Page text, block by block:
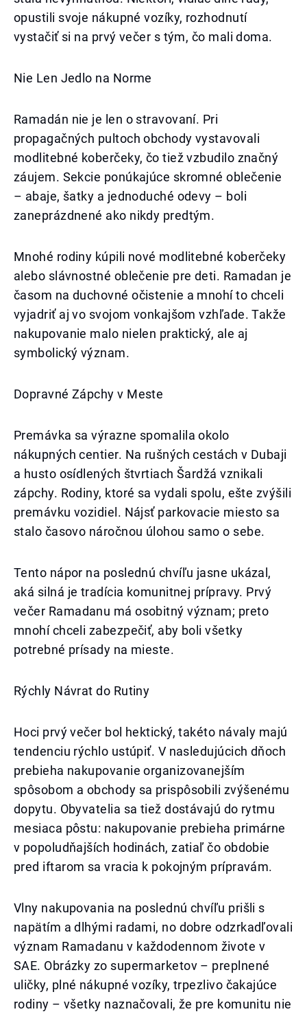
opustili svoje nákupné vozíky, rozhodnutí
vystačiť si na prvý večer s tým, čo mali doma.
Nie Len Jedlo na Norme
Ramadán nie je len o stravovaní. Pri
propagačných pultoch obchody vystavovali
modlitebné koberčeky, čo tiež vzbudilo značný
záujem. Sekcie ponúkajúce skromné oblečenie
– abaje, šatky a jednoduché odevy – boli
zaneprázdnené ako nikdy predtým.
Mnohé rodiny kúpili nové modlitebné koberčeky
alebo slávnostné oblečenie pre deti. Ramadan je
časom na duchovné očistenie a mnohí to chceli
vyjadriť aj vo svojom vonkajšom vzhľade. Takže
nakupovanie malo nielen praktický, ale aj
symbolický význam.
Dopravné Zápchy v Meste
Premávka sa výrazne spomalila okolo
nákupných centier. Na rušných cestách v Dubaji
a husto osídlených štvrtiach Šardžá vznikali
zápchy. Rodiny, ktoré sa vydali spolu, ešte zvýšili
premávku vozidiel. Nájsť parkovacie miesto sa
stalo časovo náročnou úlohou samo o sebe.
Tento nápor na poslednú chvíľu jasne ukázal,
aká silná je tradícia komunitnej prípravy. Prvý
večer Ramadanu má osobitný význam; preto
mnohí chceli zabezpečiť, aby boli všetky
potrebné prísady na mieste.
Rýchly Návrat do Rutiny
Hoci prvý večer bol hektický, takéto návaly majú
tendenciu rýchlo ustúpiť. V nasledujúcich dňoch
prebieha nakupovanie organizovanejším
spôsobom a obchody sa prispôsobili zvýšenému
dopytu. Obyvatelia sa tiež dostávajú do rytmu
mesiaca pôstu: nakupovanie prebieha primárne
v popoludňajších hodinách, zatiaľ čo obdobie
pred iftarom sa vracia k pokojným prípravám.
Vlny nakupovania na poslednú chvíľu prišli s
napätím a dlhými radami, no dobre odzrkadľovali
význam Ramadanu v každodennom živote v
SAE. Obrázky zo supermarketov – preplnené
uličky, plné nákupné vozíky, trpezlivo čakajúce
rodiny – všetky naznačovali, že pre komunitu nie